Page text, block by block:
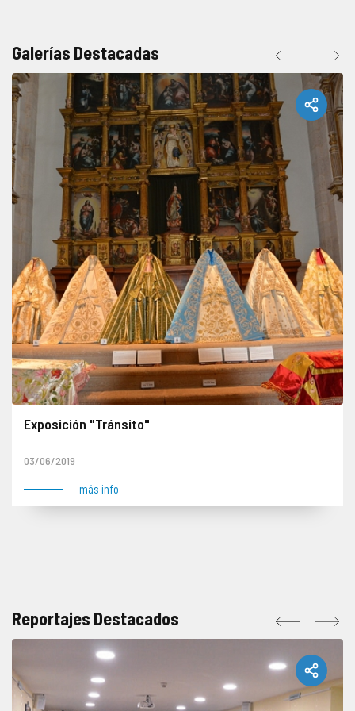
Galerías Destacadas
Exposición "Tránsito"
03/06/2019
más info
Reportajes Destacados